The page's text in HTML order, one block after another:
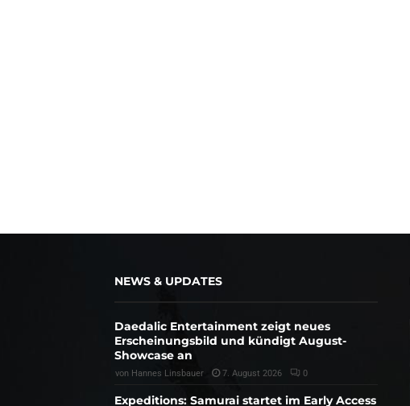
NEWS & UPDATES
Daedalic Entertainment zeigt neues
Erscheinungsbild und kündigt August-
Showcase an
von Hannes Linsbauer 7. August 2026 0
Expeditions: Samurai startet im Early Access